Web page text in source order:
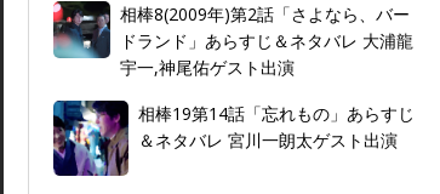
相棒8(2009年)第2話「さよなら、バー
ドランド」あらすじ＆ネタバレ 大浦龍
宇一,神尾佑ゲスト出演
相棒19第14話「忘れもの」あらすじ
＆ネタバレ 宮川一朗太ゲスト出演